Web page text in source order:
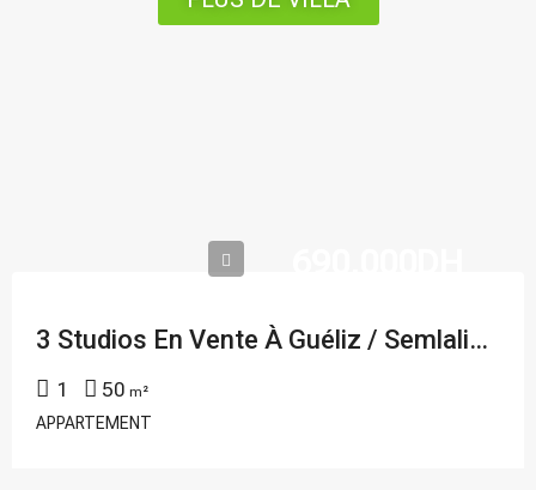
3 Studios En Vente À Guéliz / Semlalia , Ref : ABDR-003
1 50 m²
APPARTEMENT